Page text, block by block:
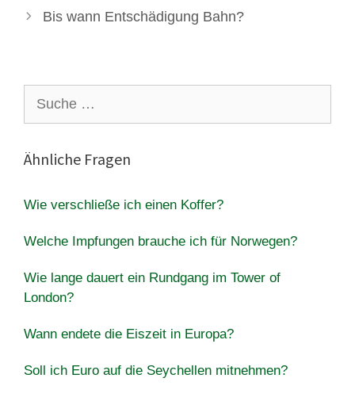
Bis wann Entschädigung Bahn?
nach:
Ähnliche Fragen
Wie verschließe ich einen Koffer?
Welche Impfungen brauche ich für Norwegen?
Wie lange dauert ein Rundgang im Tower of
London?
Wann endete die Eiszeit in Europa?
Soll ich Euro auf die Seychellen mitnehmen?